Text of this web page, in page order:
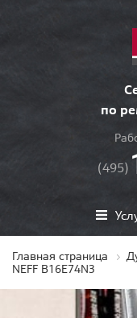
по
(495)
Главная страница
NEFF B16E74N3